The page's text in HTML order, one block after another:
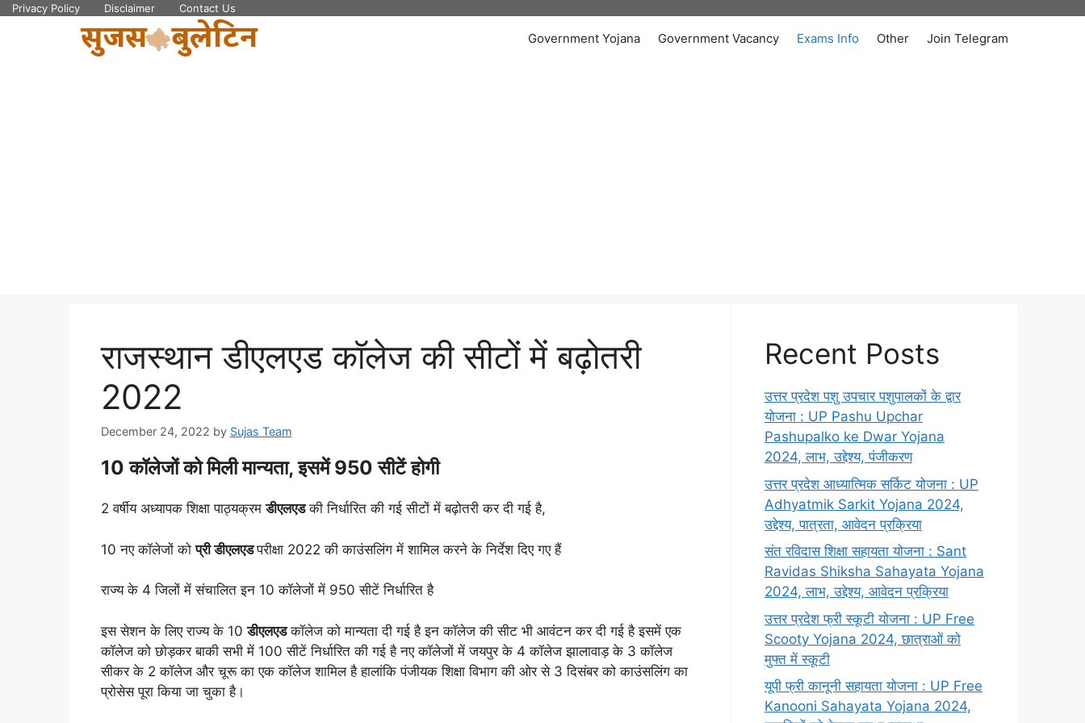
SkipPrivacy Policy Disclaimer Contact Us
Government Yojana Government Vacancy Exams Info Other Join Telegram
राजस्थान डीएलएड कॉलेज की सीटों में बढ़ोतरी
2022
December 24, 2022 by Sujas Team
10 कॉलेजों को मिली मान्यता, इसमें 950 सीटें होगी
2 वर्षीय अध्यापक शिक्षा पाठ्यक्रमडीएलएडकी निर्धारित की गई सीटों में बढ़ोतरी कर दी गई है,
10 नए कॉलेजों कोप्री डीएलएडपरीक्षा 2022 की काउंसलिंग में शामिल करने के निर्देश दिए गए हैं
राज्य के 4 जिलों में संचालित इन 10 कॉलेजों में 950 सीटें निर्धारित है
इस सेशन के लिए राज्य के 10डीएलएडकॉलेज को मान्यता दी गई है इन कॉलेज की सीट भी आवंटन कर दी गई है इसमें एक
कॉलेज को छोड़कर बाकी सभी में 100 सीटें निर्धारित की गई है नए कॉलेजों में जयपुर के 4 कॉलेज झालावाड़ के 3 कॉलेज
सीकर के 2 कॉलेज और चूरू का एक कॉलेज शामिल है हालांकि पंजीयक शिक्षा विभाग की ओर से 3 दिसंबर को काउंसलिंग का
प्रोसेस पूरा किया जा चुका है।
Recent Posts
उत्तर प्रदेश पशु उपचार पशुपालकों के द्वार
योजना : UP Pashu Upchar
Pashupalko ke Dwar Yojana
2024, लाभ, उद्देश्य, पंजीकरण
उत्तर प्रदेश आध्यात्मिक सर्किट योजना : UP
Adhyatmik Sarkit Yojana 2024,
उद्देश्य, पात्रता, आवेदन प्रक्रिया
संत रविदास शिक्षा सहायता योजना : Sant
Ravidas Shiksha Sahayata Yojana
2024, लाभ, उद्देश्य, आवेदन प्रक्रिया
उत्तर प्रदेश फ्री स्कूटी योजना : UP Free
Scooty Yojana 2024, छात्राओं को
मुफ्त में स्कूटी
यूपी फ्री कानूनी सहायता योजना : UP Free
Kanooni Sahayata Yojana 2024,